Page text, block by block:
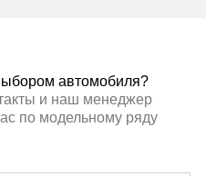
автомобиля?
и наш менеджер
по модельному ряду